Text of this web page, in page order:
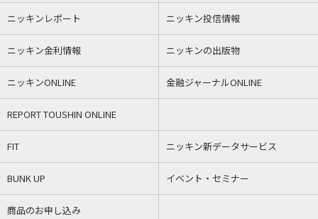
ニッキンレポート ニッキン投信情報
ニッキン金利情報 ニッキンの出版物
ニッキンONLINE 金融ジャーナルONLINE
REPORT TOUSHIN ONLINE
FIT ニッキン新データサービス
BUNK UP イベント・セミナー
商品のお申し込み